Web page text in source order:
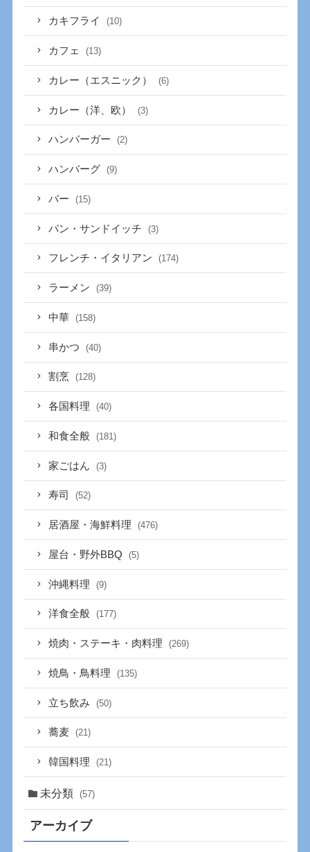
カキフライ (10)
カフェ (13)
カレー（エスニック） (6)
カレー（洋、欧） (3)
ハンバーガー (2)
ハンバーグ (9)
バー (15)
パン・サンドイッチ (3)
フレンチ・イタリアン (174)
ラーメン (39)
中華 (158)
串かつ (40)
割烹 (128)
各国料理 (40)
和食全般 (181)
家ごはん (3)
寿司 (52)
居酒屋・海鮮料理 (476)
屋台・野外BBQ (5)
沖縄料理 (9)
洋食全般 (177)
焼肉・ステーキ・肉料理 (269)
焼鳥・鳥料理 (135)
立ち飲み (50)
蕎麦 (21)
韓国料理 (21)
未分類 (57)
アーカイブ